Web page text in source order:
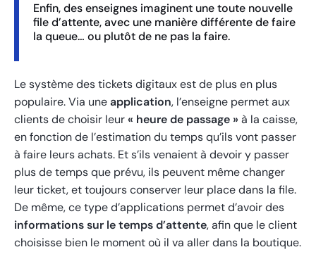
Enfin, des enseignes imaginent une toute nouvelle
file d’attente, avec une manière différente de faire
la queue… ou plutôt de ne pas la faire.
Le système des tickets digitaux est de plus en plus
populaire. Via uneapplication, l’enseigne permet aux
clients de choisir leur« heure de passage » à la caisse,
en fonction de l’estimation du temps qu’ils vont passer
à faire leurs achats. Et s’ils venaient à devoir y passer
plus de temps que prévu, ils peuvent même changer
leur ticket, et toujours conserver leur place dans la file.
De même, ce type d’applications permet d’avoir des
informations sur le temps d’attente, afin que le client
choisisse bien le moment où il va aller dans la boutique.